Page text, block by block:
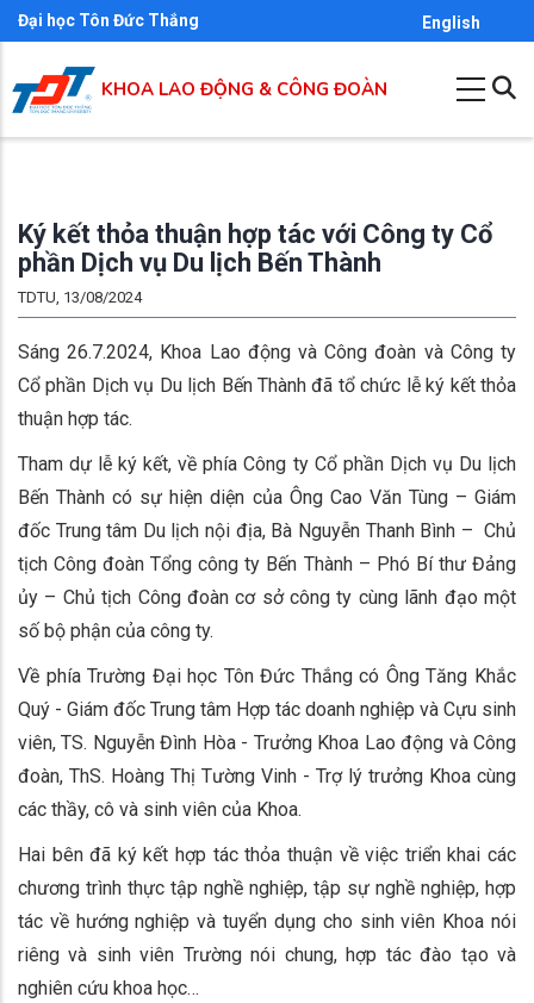
Nhảy
đến
nội
dung
Đại học Tôn Đức Thắng English
KHOA LAO ĐỘNG & CÔNG ĐOÀN
Ký kết thỏa thuận hợp tác với Công ty Cổ
phần Dịch vụ Du lịch Bến Thành
TDTU, 13/08/2024
Sáng 26.7.2024, Khoa Lao động và Công đoàn và Công ty
Cổ phần Dịch vụ Du lịch Bến Thành đã tổ chức lễ ký kết thỏa
thuận hợp tác.
Tham dự lễ ký kết, về phía Công ty Cổ phần Dịch vụ Du lịch
Bến Thành có sự hiện diện của Ông Cao Văn Tùng – Giám
đốc Trung tâm Du lịch nội địa, Bà Nguyễn Thanh Bình – Chủ
tịch Công đoàn Tổng công ty Bến Thành – Phó Bí thư Đảng
ủy – Chủ tịch Công đoàn cơ sở công ty cùng lãnh đạo một
số bộ phận của công ty.
Về phía Trường Đại học Tôn Đức Thắng có Ông Tăng Khắc
Quý - Giám đốc Trung tâm Hợp tác doanh nghiệp và Cựu sinh
viên, TS. Nguyễn Đình Hòa - Trưởng Khoa Lao động và Công
đoàn, ThS. Hoàng Thị Tường Vinh - Trợ lý trưởng Khoa cùng
các thầy, cô và sinh viên của Khoa.
Hai bên đã ký kết hợp tác thỏa thuận về việc triển khai các
chương trình thực tập nghề nghiệp, tập sự nghề nghiệp, hợp
tác về hướng nghiệp và tuyển dụng cho sinh viên Khoa nói
riêng và sinh viên Trường nói chung, hợp tác đào tạo và
nghiên cứu khoa học…